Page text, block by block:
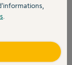
de la sirène